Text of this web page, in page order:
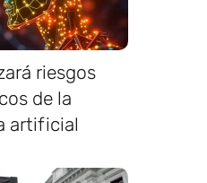
riesgos
de la
artificial